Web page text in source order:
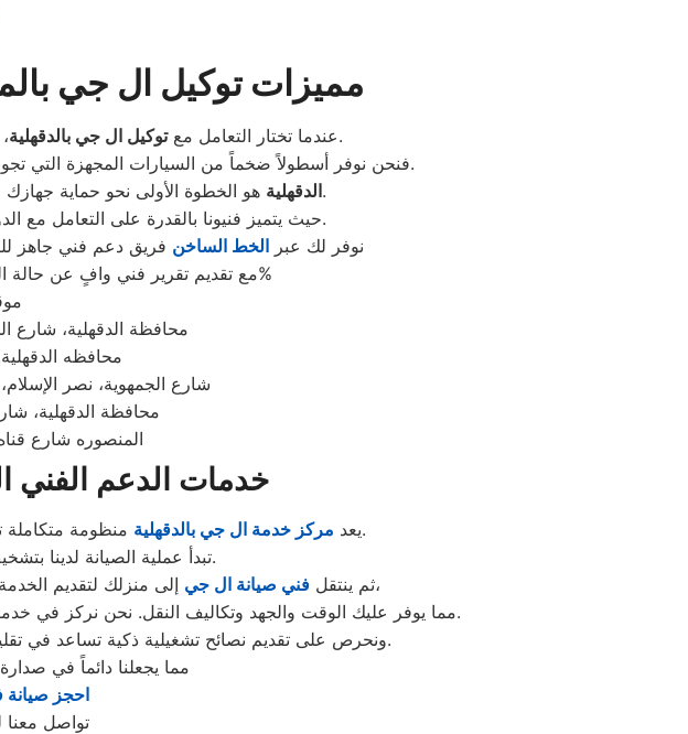
مميزات توكيل ال جي
عندما تختار التعامل معتوكيل ال جي بالدقهلية
، فأنت تضمن الحصول على خدمة احترافية تتجاوز مجرد الإصلاح.
فنحن نوفر أسطولاً ضخماً من السيارات المجهزة التيلتصلك في أسرع وقت ممكن.
رقم صيانة LG الدقهليةهو الخطوة الأولى نحو حماية جهازك من العبث الفني غير المتخصص.
حيث يتميز فنيونا بالقدرة على التعامل مع الدوائر الإلكترونية المعقدة وتكنولوجيا “الإنفرتر” الموفرة للطاقة.
نوفر لك عبر الخط الساخن فريق دعم فني جاهز للرد
مع تقديم تقرير فني وافٍ عن حالة الجهاز وقطع الغيار التي تم استبدالها بقطع أصلية 100%
محافظة الدقهلية، شارع الجيش،
محافظه
شارع الجمهوية، نصر
محافظة الدقهلية،
المنصوره شارع
خدمات الدعم الفني
يعد مركز خدمة ال جي بالدقهلية
منظومة متكاملة تهدف إلى راحة العميل وتوفير الدعم التقني اللازم في كل الأوقات.
تبدأ عملية الصيانة لدينا بتشخيص دقيق عبر الهاتف لتحديد الأدوات المطلوبة.
ثم ينتقلفني صيانة ال جي
إلى منزلك لتقديم الخدمة الفورية دون الحاجة لنقل الجهاز إلى المركز إلا في حالات نادرة جداً،
مما يوفر عليك الوقت والجهد وتكاليف النقل. نحن نركز في خدمتنا على الشفافية المطلقة، حيث يتم إطلاع العميل على تكلفة الإصلاح قبل البدء.
ونحرص على تقديم نصائح تشغيلية ذكية تساعد في تقليل استهلاك الطاقة والحفاظ على الأجزاء الميكانيكية للجهاز من التآكل.
مما يجعلنا دائماً في
احجز صيانة
تواصل